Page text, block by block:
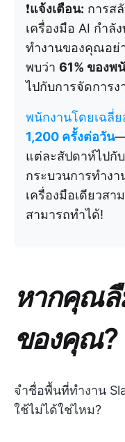
❗️แจ้งเตือน: การส
เครื่องมือ AI กำลั
ทำงานของคุณอย่
พบว่า 61% ของพ
ไปกับการจัดการง
พนักงานโดยเฉลี่
1,200 ครั้งต่อวัน—
แต่ละสัปดาห์ไปกั
กระบวนการทำง
เครื่องมือเดียวส
สามารถทำได้!
หากคุณ
ของคุณ?
จำชื่อพื้นที่ทำงาน
ใช้ไม่ได้ใช่ไหม?